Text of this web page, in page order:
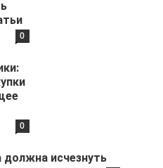
0
0
должна исчезнуть